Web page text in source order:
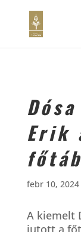
Erik
febr 10, 2024
A kiemelt
jutott a